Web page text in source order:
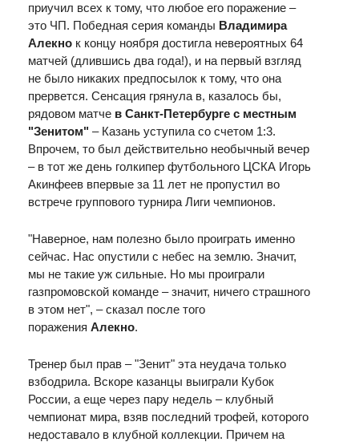
приучил всех к тому, что любое его поражение –
это ЧП. Победная серия команды Владимира
Алекно к концу ноября достигла невероятных 64
матчей (длившись два года!), и на первый взгляд
не было никаких предпосылок к тому, что она
прервется. Сенсация грянула в, казалось бы,
рядовом матче в Санкт-Петербурге с местным
"Зенитом" – Казань уступила со счетом 1:3.
Впрочем, то был действительно необычный вечер
– в тот же день голкипер футбольного ЦСКА Игорь
Акинфеев впервые за 11 лет не пропустил во
встрече группового турнира Лиги чемпионов.
"Наверное, нам полезно было проиграть именно
сейчас. Нас опустили с небес на землю. Значит,
мы не такие уж сильные. Но мы проиграли
газпромовской команде – значит, ничего страшного
в этом нет", – сказал после того
поражения Алекно.
Тренер был прав – "Зенит" эта неудача только
взбодрила. Вскоре казанцы выиграли Кубок
России, а еще через пару недель – клубный
чемпионат мира, взяв последний трофей, которого
недоставало в клубной коллекции. Причем на